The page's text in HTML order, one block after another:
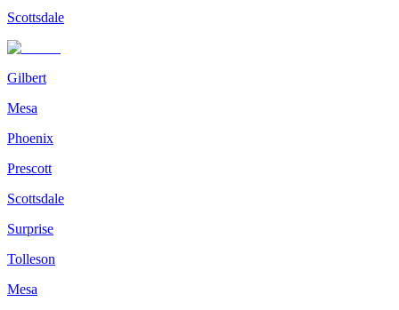
Scottsdale
Gilbert
Mesa
Phoenix
Prescott
Scottsdale
Surprise
Tolleson
Mesa